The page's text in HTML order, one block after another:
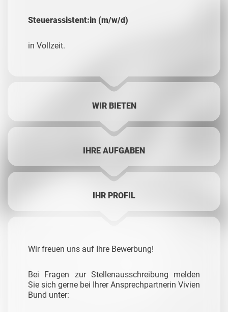
Steuerassistent:in (m/w/d)
in Vollzeit.
WIR BIETEN
IHRE AUFGABEN
IHR PROFIL
Wir freuen uns auf Ihre Bewerbung!
Bei Fragen zur Stellenausschreibung melden
Sie sich gerne bei Ihrer Ansprechpartnerin Vivien
Bund unter: